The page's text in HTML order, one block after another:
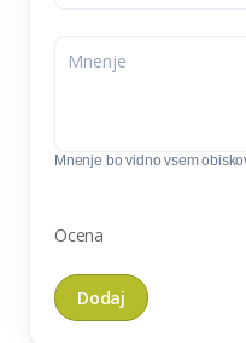
Mnenje bo vidno vsem
Ocena